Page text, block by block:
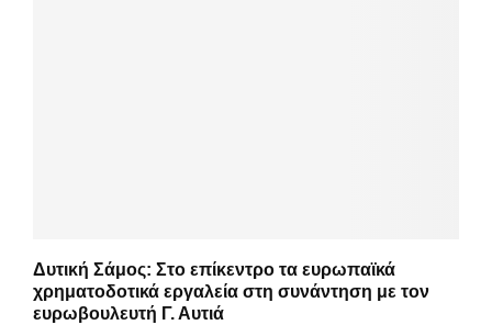
Δυτική Σάμος: Στο επίκεντρο τα ευρωπαϊκά
χρηματοδοτικά εργαλεία στη συνάντηση με τον
ευρωβουλευτή Γ. Αυτιά